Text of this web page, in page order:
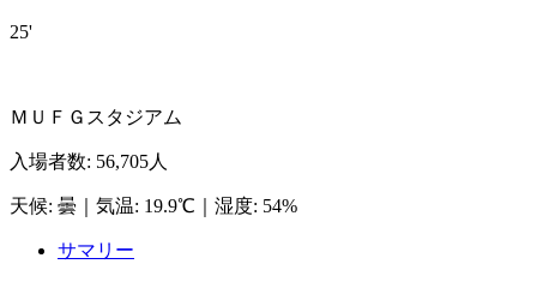
25'
ＭＵＦＧスタジアム
入場者数: 56,705人
天候: 曇 気温: 19.9℃ 湿度: 54%
サマリー